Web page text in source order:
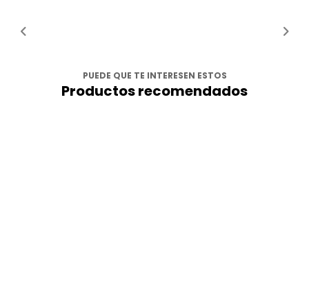
PUEDE QUE TE INTERESEN ESTOS
Productos recomendados